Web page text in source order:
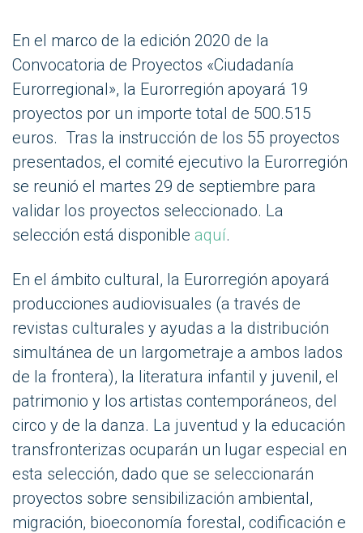
En el marco de la edición 2020 de la
Convocatoria de Proyectos «Ciudadanía
Eurorregional», la Eurorregión apoyará 19
proyectos por un importe total de 500.515
euros. Tras la instrucción de los 55 proyectos
presentados, el comité ejecutivo la Eurorregión
se reunió el martes 29 de septiembre para
validar los proyectos seleccionado. La
selección está disponible aquí.
En el ámbito cultural, la Eurorregión apoyará
producciones audiovisuales (a través de
revistas culturales y ayudas a la distribución
simultánea de un largometraje a ambos lados
de la frontera), la literatura infantil y juvenil, el
patrimonio y los artistas contemporáneos, del
circo y de la danza. La juventud y la educación
transfronterizas ocuparán un lugar especial en
esta selección, dado que se seleccionarán
proyectos sobre sensibilización ambiental,
migración, bioeconomía forestal, codificación e